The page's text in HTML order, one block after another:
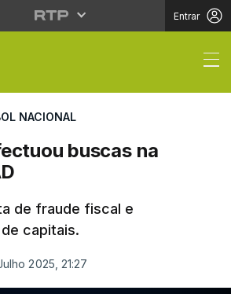
Entrar
efectuou
NACIONAL
buscas na
de fraude fiscal e
capitais.
2025, 21:27